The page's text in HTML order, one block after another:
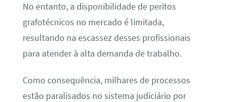
No entanto, a disponibilidade de peritos
grafotécnicos no mercado é limitada,
resultando na escassez desses profissionais
para atender à alta demanda de trabalho.
Como consequência, milhares de processos
estão paralisados no sistema judiciário por